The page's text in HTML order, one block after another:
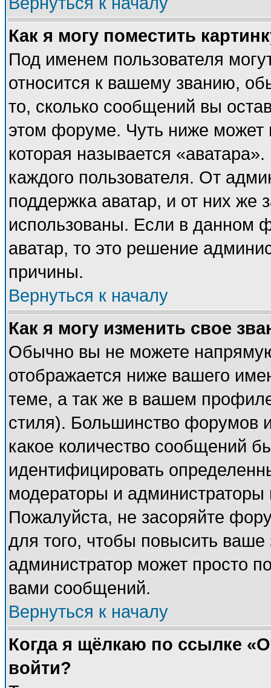
Как я могу поместить
Под именем пользователя
относится к вашему званию,
то, сколько сообщений вы
этом форуме. Чуть ниже может
которая называется
каждого пользователя. От
поддержка аватар, и от них же
использованы. Если в данном
аватар, то это решение
причины.
Вернуться к началу
Как я могу изменить свое
Обычно вы не можете
отображается ниже вашего
теме, а так же в вашем
стиля). Большинство форумов
какое количество сообщений
идентифицировать
модераторы и администраторы
Пожалуйста, не засоряйте
для того, чтобы повысить
администратор может просто
вами сообщений.
Вернуться к началу
Когда я щёлкаю по ссылке
войти?